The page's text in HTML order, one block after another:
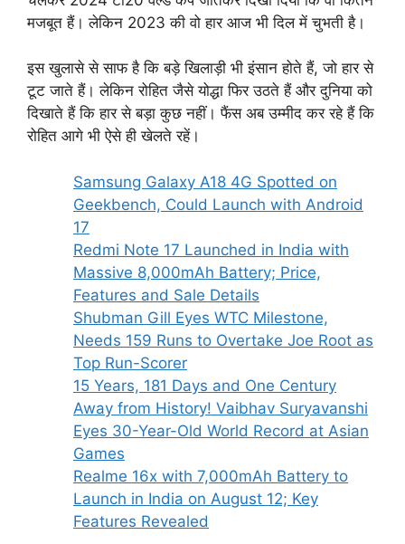
मजबूत हैं। लेकिन 2023 की वो हार आज भी दिल में चुभती है।
इस खुलासे से साफ है कि बड़े खिलाड़ी भी इंसान होते हैं, जो हार से
टूट जाते हैं। लेकिन रोहित जैसे योद्धा फिर उठते हैं और दुनिया को
दिखाते हैं कि हार से बड़ा कुछ नहीं। फैंस अब उम्मीद कर रहे हैं कि
रोहित आगे भी ऐसे ही खेलते रहें।
Samsung Galaxy A18 4G Spotted on
Geekbench, Could Launch with Android
17
Redmi Note 17 Launched in India with
Massive 8,000mAh Battery; Price,
Features and Sale Details
Shubman Gill Eyes WTC Milestone,
Needs 159 Runs to Overtake Joe Root as
Top Run-Scorer
15 Years, 181 Days and One Century
Away from History! Vaibhav Suryavanshi
Eyes 30-Year-Old World Record at Asian
Games
Realme 16x with 7,000mAh Battery to
Launch in India on August 12; Key
Features Revealed